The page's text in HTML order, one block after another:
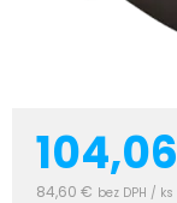
104,06
84,60 € bez DPH / ks